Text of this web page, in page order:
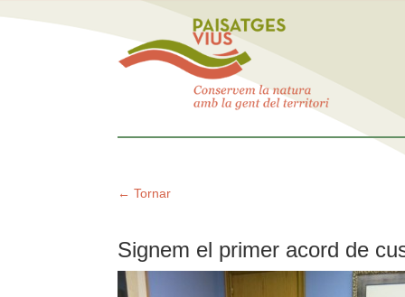
← Tornar
Signem el primer acord de